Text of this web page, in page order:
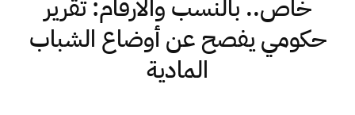
خاص.. بالنسب والأرقام: تقرير
حكومي يفصح عن أوضاع الشباب
المادية